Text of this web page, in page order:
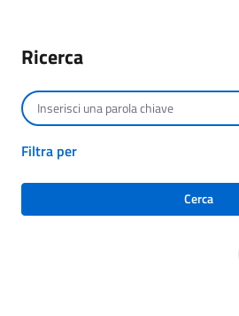
Ricerca
Cerca per testo
Filtra per
Cerca